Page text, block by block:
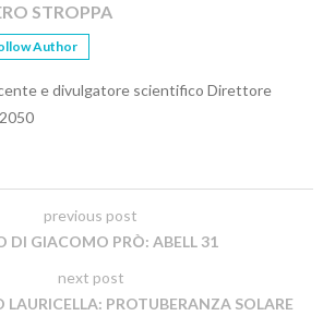
STROPPA
Author
e divulgatore scientifico Direttore
previous post
DI GIACOMO PRÒ: ABELL 31
next post
LAURICELLA: PROTUBERANZA SOLARE